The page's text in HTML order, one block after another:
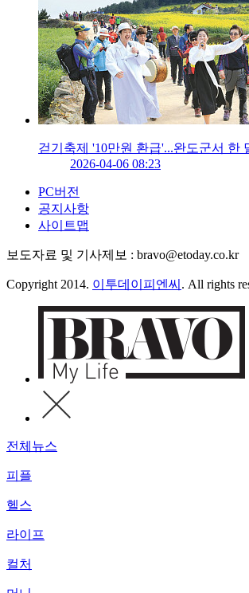
걷기축제 '10만원 환급'...완도군서 한
2026-04-06 08:23
PC버전
공지사항
사이트맵
보도자료 및 기사제보 : bravo@etoday.co.kr
Copyright 2014. 이투데이피엔씨 . All rights
전체뉴스
피플
헬스
라이프
컬처